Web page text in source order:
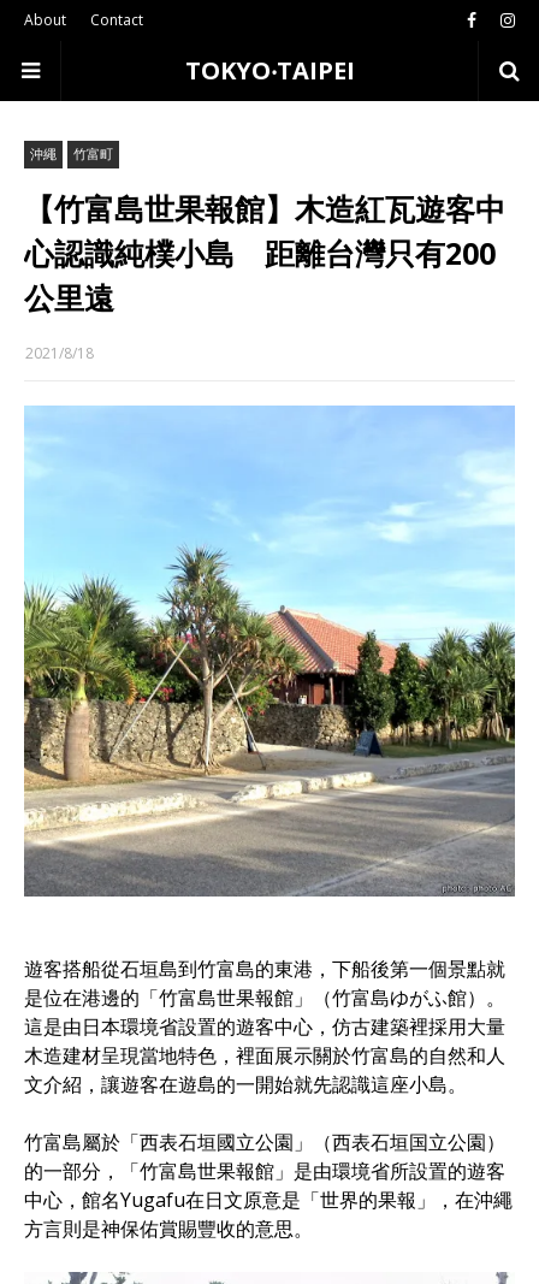
About Contact
TOKYO‧TAIPEI
沖繩 竹富町
【竹富島世果報館】木造紅瓦遊客中
心認識純樸小島 距離台灣只有200
公里遠
2021/8/18
遊客搭船從石垣島到竹富島的東港，下船後第一個景點就
是位在港邊的「竹富島世果報館」（竹富島ゆがふ館）。
這是由日本環境省設置的遊客中心，仿古建築裡採用大量
木造建材呈現當地特色，裡面展示關於竹富島的自然和人
文介紹，讓遊客在遊島的一開始就先認識這座小島。
竹富島屬於「西表石垣國立公園」（西表石垣国立公園）
的一部分，「竹富島世果報館」是由環境省所設置的遊客
中心，館名Yugafu在日文原意是「世界的果報」，在沖繩
方言則是神保佑賞賜豐收的意思。